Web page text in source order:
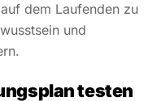
dem Laufenden zu
und
testen